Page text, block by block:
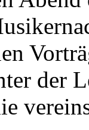
der